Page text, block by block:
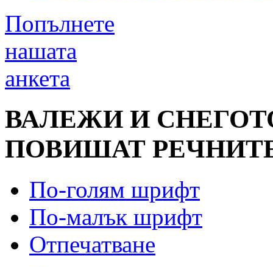
Попълнете
нашата
анкета
ВАЛЕЖИ И
ПОВИШАТ
По-голям шрифт
По-малък шрифт
Отпечатване